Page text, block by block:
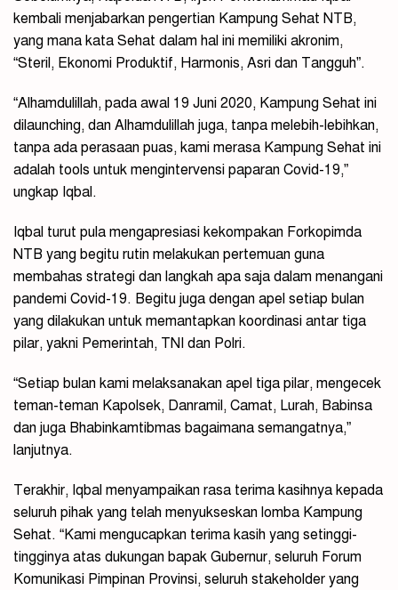
kembali menjabarkan pengertian Kampung Sehat NTB,
yang mana kata Sehat dalam hal ini memiliki akronim,
“Steril, Ekonomi Produktif, Harmonis, Asri dan Tangguh”.
“Alhamdulillah, pada awal 19 Juni 2020, Kampung Sehat ini
dilaunching, dan Alhamdulillah juga, tanpa melebih-lebihkan,
tanpa ada perasaan puas, kami merasa Kampung Sehat ini
adalah tools untuk mengintervensi paparan Covid-19,”
ungkap Iqbal.
Iqbal turut pula mengapresiasi kekompakan Forkopimda
NTB yang begitu rutin melakukan pertemuan guna
membahas strategi dan langkah apa saja dalam menangani
pandemi Covid-19. Begitu juga dengan apel setiap bulan
yang dilakukan untuk memantapkan koordinasi antar tiga
pilar, yakni Pemerintah, TNI dan Polri.
“Setiap bulan kami melaksanakan apel tiga pilar, mengecek
teman-teman Kapolsek, Danramil, Camat, Lurah, Babinsa
dan juga Bhabinkamtibmas bagaimana semangatnya,”
lanjutnya.
Terakhir, Iqbal menyampaikan rasa terima kasihnya kepada
seluruh pihak yang telah menyukseskan lomba Kampung
Sehat. “Kami mengucapkan terima kasih yang setinggi-
tingginya atas dukungan bapak Gubernur, seluruh Forum
Komunikasi Pimpinan Provinsi, seluruh stakeholder yang